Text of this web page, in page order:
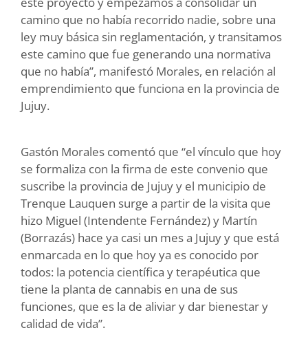
camino que no había recorrido nadie, sobre una
ley muy básica sin reglamentación, y transitamos
este camino que fue generando una normativa
que no había”, manifestó Morales, en relación al
emprendimiento que funciona en la provincia de
Jujuy.
Gastón Morales comentó que “el vínculo que hoy
se formaliza con la firma de este convenio que
suscribe la provincia de Jujuy y el municipio de
Trenque Lauquen surge a partir de la visita que
hizo Miguel (Intendente Fernández) y Martín
(Borrazás) hace ya casi un mes a Jujuy y que está
enmarcada en lo que hoy ya es conocido por
todos: la potencia científica y terapéutica que
tiene la planta de cannabis en una de sus
funciones, que es la de aliviar y dar bienestar y
calidad de vida”.